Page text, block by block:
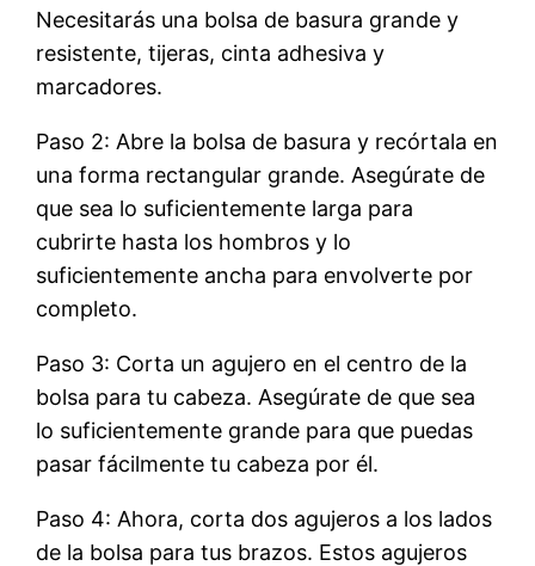
Necesitarás una bolsa de basura grande y
resistente, tijeras, cinta adhesiva y
marcadores.
Paso 2: Abre la bolsa de basura y recórtala en
una forma rectangular grande. Asegúrate de
que sea lo suficientemente larga para
cubrirte hasta los hombros y lo
suficientemente ancha para envolverte por
completo.
Paso 3: Corta un agujero en el centro de la
bolsa para tu cabeza. Asegúrate de que sea
lo suficientemente grande para que puedas
pasar fácilmente tu cabeza por él.
Paso 4: Ahora, corta dos agujeros a los lados
de la bolsa para tus brazos. Estos agujeros